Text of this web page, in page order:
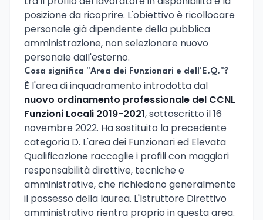
posizione da ricoprire. L'obiettivo è ricollocare
personale già dipendente della pubblica
amministrazione, non selezionare nuovo
personale dall'esterno.
Cosa significa "Area dei Funzionari e dell'E.Q."?
È l'area di inquadramento introdotta dal
nuovo ordinamento professionale del CCNL
Funzioni Locali 2019-2021, sottoscritto il 16
novembre 2022. Ha sostituito la precedente
categoria D. L'area dei Funzionari ed Elevata
Qualificazione raccoglie i profili con maggiori
responsabilità direttive, tecniche e
amministrative, che richiedono generalmente
il possesso della laurea. L'Istruttore Direttivo
amministrativo rientra proprio in questa area.